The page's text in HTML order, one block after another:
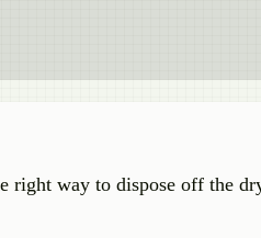
way to dispose off the